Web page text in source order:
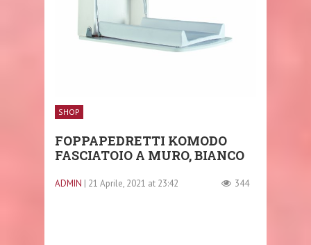
SHOP
FOPPAPEDRETTI KOMODO
FASCIATOIO A MURO, BIANCO
ADMIN | 21 Aprile, 2021 at 23:42 344